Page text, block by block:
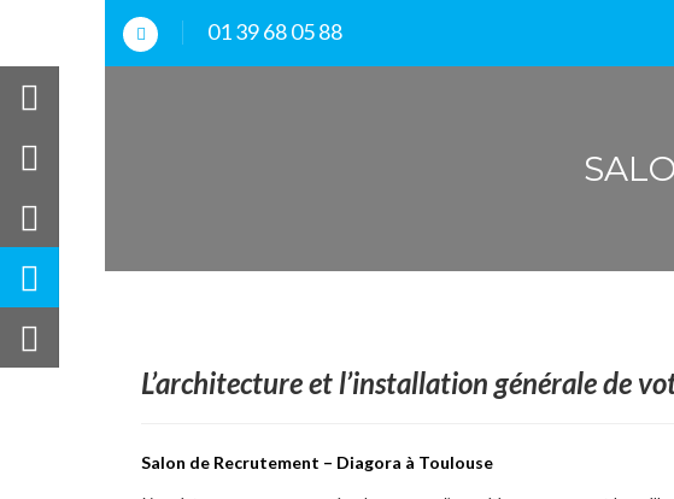
01 39 68 05 88
L’architecture et l’installation générale de
Salon de Recrutement – Diagora à Toulouse